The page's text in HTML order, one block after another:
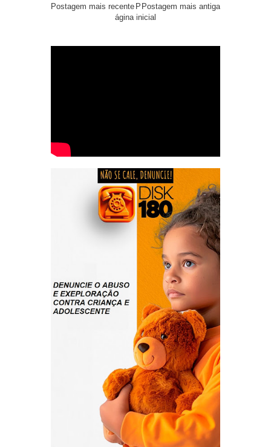
Postagem mais recente Postagem mais antiga
P
ágina inicial